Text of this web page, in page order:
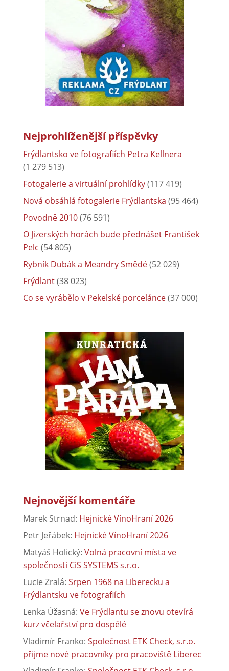
Nejprohlíženější příspěvky
Frýdlantsko ve fotografiích Petra Kellnera
(1 279 513)
Fotogalerie a virtuální prohlídky(117 419)
Nová obsáhlá fotogalerie Frýdlantska (95 464)
Povodně 2010(76 591)
O Jizerských horách bude přednášet František
Pelc (54 805)
Rybník Dubák a Meandry Smědé(52 029)
Frýdlant(38 023)
Co se vyrábělo v Pekelské porcelánce(37 000)
Nejnovější komentáře
Marek Strnad: Hejnické VínoHraní 2026
Petr Jeřábek: Hejnické VínoHraní 2026
Matyáš Holický: Volná pracovní místa ve
společnosti CiS SYSTEMS s.r.o.
Lucie Zralá: Srpen 1968 na Liberecku a
Frýdlantsku ve fotografiích
Lenka Úžasná: Ve Frýdlantu se znovu otevírá
kurz včelařství pro dospělé
Vladimír Franko: Společnost ETK Check, s.r.o.
přijme nové pracovníky pro pracoviště Liberec